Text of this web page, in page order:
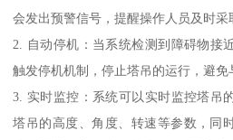
会发出预警信号，提醒操作人员及时采
2. 自动停机：当系统检测到障碍物接
触发停机机制，停止塔吊的运行，避免
3. 实时监控：系统可以实时监控塔吊
塔吊的高度、角度、转速等参数，同